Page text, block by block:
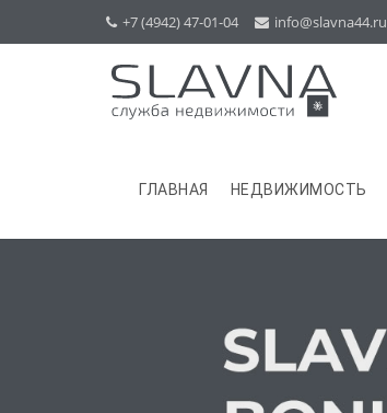
+7 (4942) 47-01-04 info@slavna44.ru
ГЛАВНАЯ НЕДВИЖИМОСТЬ